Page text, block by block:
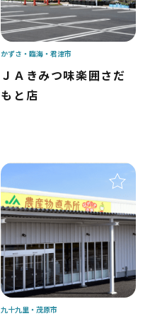
ＪＡきみつ味楽囲さだ
もと店
かずさ・臨海 君津市
九十九里 茂原市